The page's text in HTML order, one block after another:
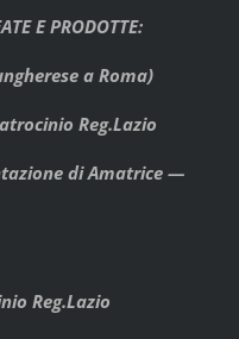
E PRODOTTE:
a Roma)
Reg.Lazio
di Amatrice —
Reg.Lazio